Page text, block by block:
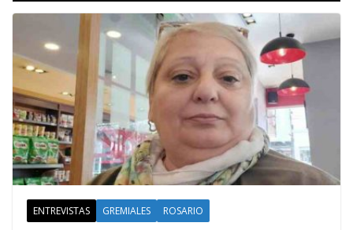
ENTREVISTAS GREMIALES ROSARIO